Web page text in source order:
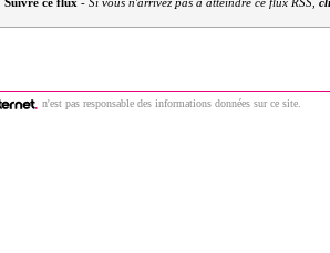
n'est pas responsable des informations données sur ce site.